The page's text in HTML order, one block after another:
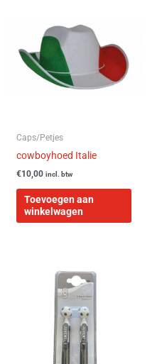
Caps/Petjes
cowboyhoed Italie
€10,00 incl. btw
Toevoegen aan
winkelwagen